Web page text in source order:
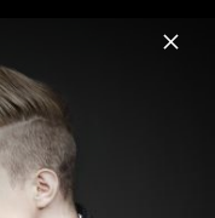
Menu
Fotos